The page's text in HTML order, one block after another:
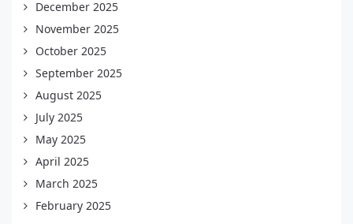
December 2025
November 2025
October 2025
September 2025
August 2025
July 2025
May 2025
April 2025
March 2025
February 2025